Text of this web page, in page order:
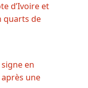
d’Ivoire et
quarts de
en
une